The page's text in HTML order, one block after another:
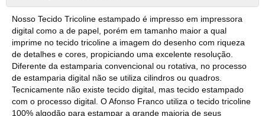
Nosso Tecido Tricoline estampado é impresso em impressora
digital como a de papel, porém em tamanho maior a qual
imprime no tecido tricoline a imagem do desenho com riqueza
de detalhes e cores, propiciando uma excelente resolução.
Diferente da estamparia convencional ou rotativa, no processo
de estamparia digital não se utiliza cilindros ou quadros.
Tecnicamente não existe tecido digital, mas tecido estampado
com o processo digital. O Afonso Franco utiliza o tecido tricoline
100% algodão para estampar a grande maioria de seus